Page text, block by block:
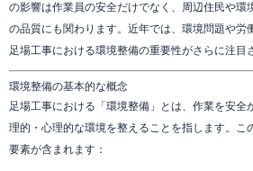
の影響は作業員の安全だけでなく、周辺住民や環
の品質にも関わります。近年では、環境問題や労
足場工事における環境整備の重要性がさらに注目
環境整備の基本的な概念
足場工事における「環境整備」とは、作業を安全
理的・心理的な環境を整えることを指します。こ
要素が含まれます：